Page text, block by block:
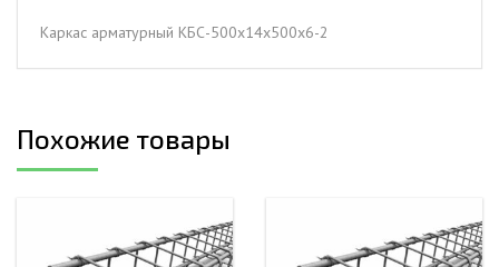
Каркас арматурный КБС-500х14х500х6-2
Похожие товары